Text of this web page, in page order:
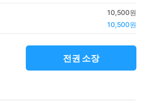
10,500원
10,500원
전권 소장